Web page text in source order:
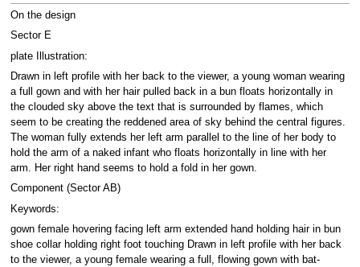
On the design
Sector E
plate Illustration:
Drawn in left profile with her back to the viewer, a young woman wearing
a full gown and with her hair pulled back in a bun floats horizontally in
the clouded sky above the text that is surrounded by flames, which
seem to be creating the reddened area of sky behind the central figures.
The woman fully extends her left arm parallel to the line of her body to
hold the arm of a naked infant who floats horizontally in line with her
arm. Her right hand seems to hold a fold in her gown.
Component (Sector AB)
Keywords:
gown female hovering facing left arm extended hand holding hair in bun
shoe collar holding right foot touching Drawn in left profile with her back
to the viewer, a young female wearing a full, flowing gown with bat-